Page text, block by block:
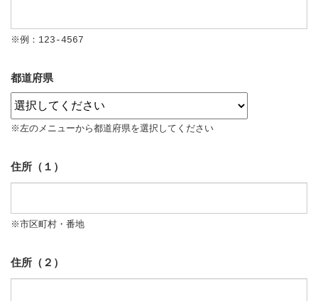
※例：123-4567
都道府県
※左のメニューから都道府県を選択してください
住所（１）
※市区町村・番地
住所（２）